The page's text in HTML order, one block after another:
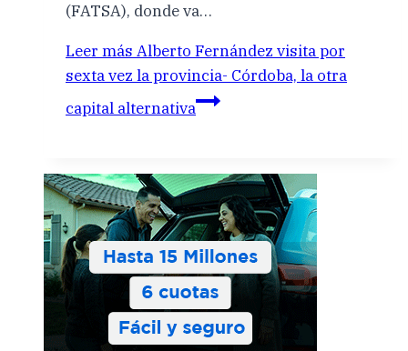
(FATSA), donde va…
Leer más Alberto Fernández visita por
sexta vez la provincia- Córdoba, la otra
capital alternativa